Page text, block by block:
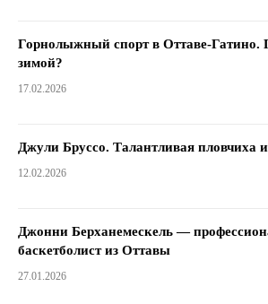
Горнолыжный спорт в Оттаве-Гатино.
зимой?
17.02.2026
Джули Бруссо. Талантливая пловчиха
12.02.2026
Джонни Берханемескель —
баскетболист из Оттавы
27.01.2026